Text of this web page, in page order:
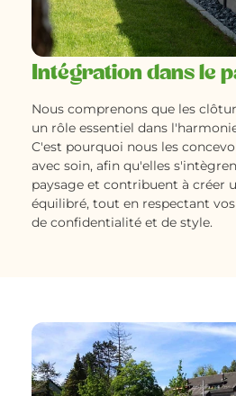
Intégration dans le
Nous comprenons que les
un rôle essentiel dans
C'est pourquoi nous les
avec soin, afin qu'elles
paysage et contribuent à créer
équilibré, tout en respectant
de confidentialité et de style.